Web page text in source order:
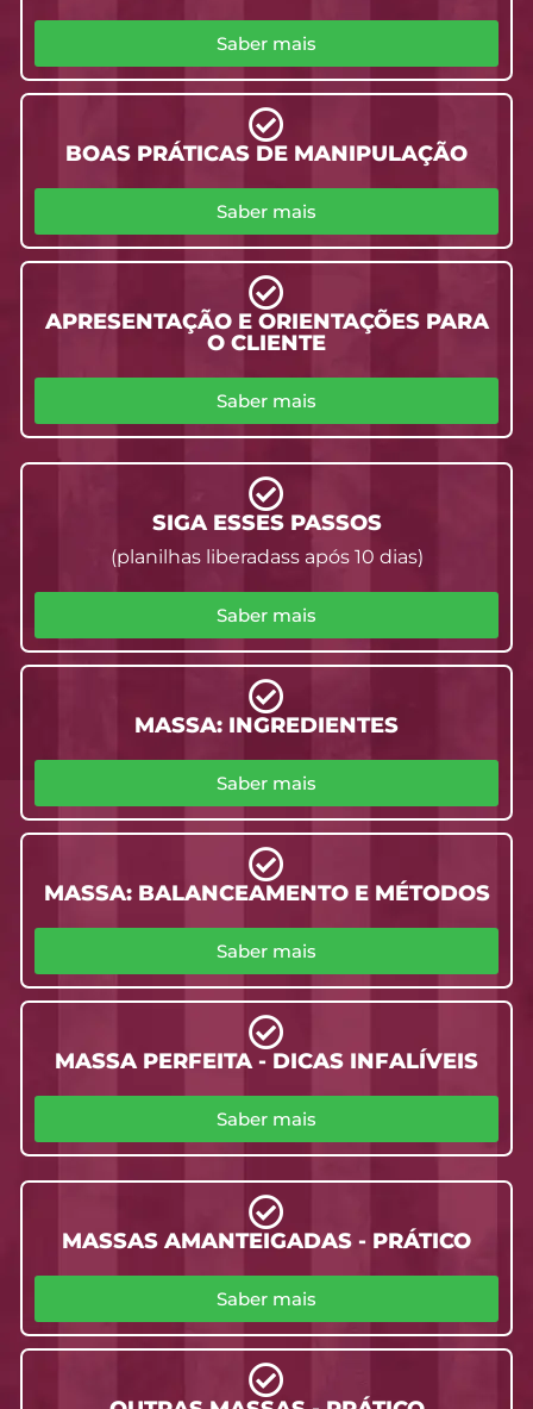
Saber mais
BOAS PRÁTICAS DE MANIPULAÇÃO
Saber mais
APRESENTAÇÃO E ORIENTAÇÕES PARA
O CLIENTE
Saber mais
SIGA ESSES PASSOS
(planilhas liberadass após 10 dias)
Saber mais
MASSA: INGREDIENTES
Saber mais
MASSA: BALANCEAMENTO E MÉTODOS
Saber mais
MASSA PERFEITA - DICAS INFALÍVEIS
Saber mais
MASSAS AMANTEIGADAS - PRÁTICO
Saber mais